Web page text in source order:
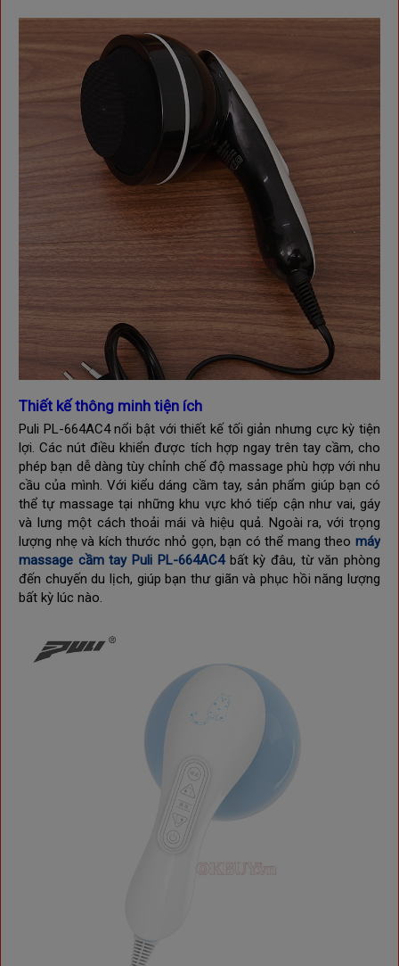
Thiết kế thông minh tiện ích
Puli PL-664AC4 nổi bật với thiết kế tối giản nhưng cực kỳ tiện
lợi. Các nút điều khiển được tích hợp ngay trên tay cầm, cho
phép bạn dễ dàng tùy chỉnh chế độ massage phù hợp với nhu
cầu của mình. Với kiểu dáng cầm tay, sản phẩm giúp bạn có
thể tự massage tại những khu vực khó tiếp cận như vai, gáy
và lưng một cách thoải mái và hiệu quả. Ngoài ra, với trọng
lượng nhẹ và kích thước nhỏ gọn, bạn có thể mang theo máy
massage cầm tay Puli PL-664AC4 bất kỳ đâu, từ văn phòng
đến chuyến du lịch, giúp bạn thư giãn và phục hồi năng lượng
bất kỳ lúc nào.